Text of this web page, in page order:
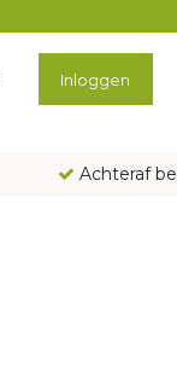
Inloggen
Achteraf